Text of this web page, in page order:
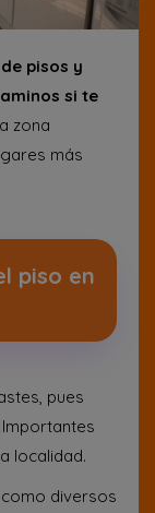
pisos y
si te
zona
más
piso en
pues
localidad.
diversos